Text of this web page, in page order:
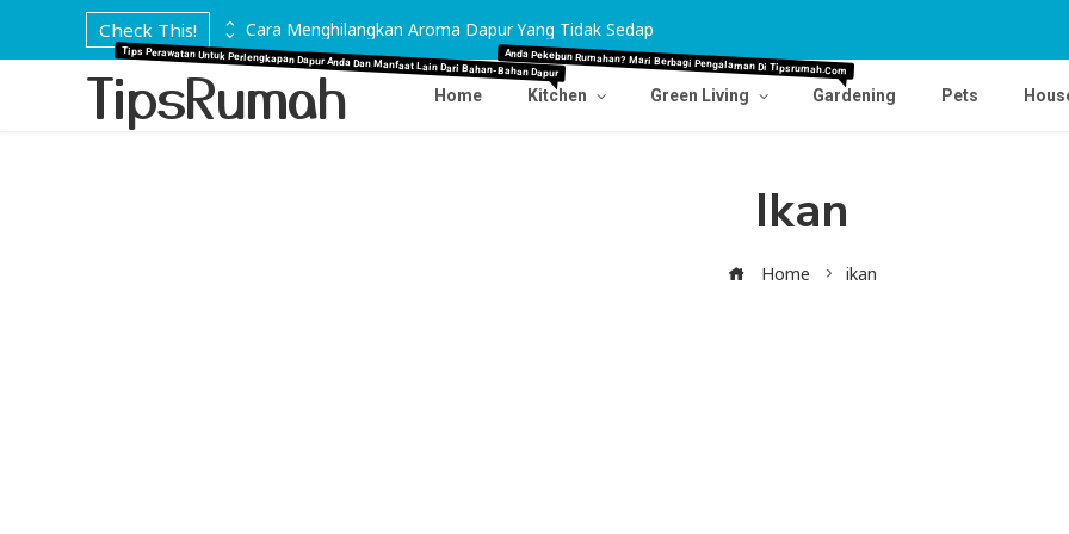
Check This! Cara Menghilangkan Aroma Dapur Yang Tidak Sedap
TipsRumah Home Kitchen
Tips Perawatan Untuk Perlengkapan Dapur Anda Dan Manfaat Lain Dari Bahan-Bahan Dapur
Green Living Gardening
Anda Pekebun Rumahan? Mari Berbagi Pengalaman Di Tipsrumah.com
Pets
Ikan
Home ikan